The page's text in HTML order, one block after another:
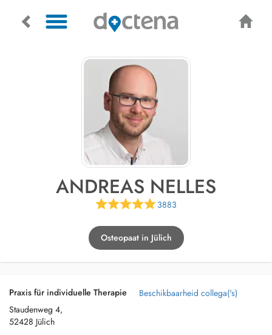
ANDREAS NELLES
3883
Osteopaat in Jülich
Praxis für individuelle Therapie
Staudenweg 4,
52428 Jülich
Beschikbaarheid collega('s)